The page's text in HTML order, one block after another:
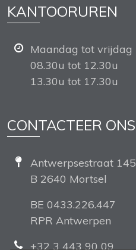
KANTOORUREN
Maandag tot vrijdag
08.30u tot 12.30u
13.30u tot 17.30u
CONTACTEER ONS
Antwerpsestraat 145
B 2640 Mortsel
BE 0433.226.447
RPR Antwerpen
+32 3 443 90 09